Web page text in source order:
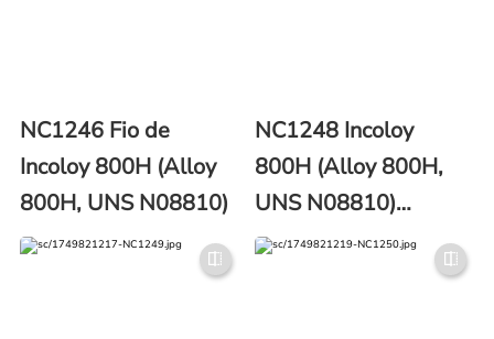
NC1246 Fio de
Incoloy 800H (Alloy
800H, UNS N08810)
NC1248 Incoloy
800H (Alloy 800H,
UNS N08810)
Placa/Folha